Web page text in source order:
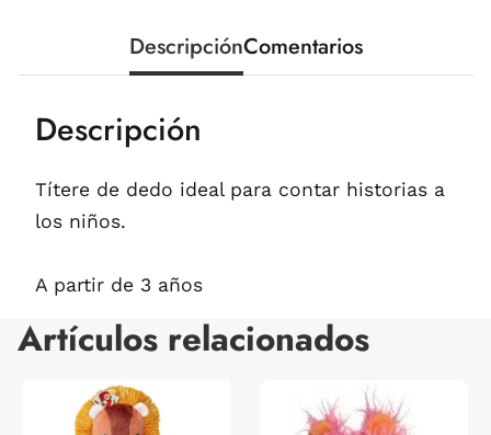
DescripciónComentarios
Descripción
Títere de dedo ideal para contar historias a
los niños.
A partir de 3 años
Artículos relacionados